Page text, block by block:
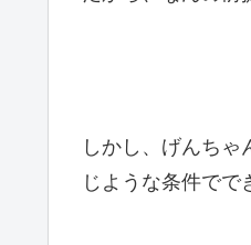
しかし、げんち
じような条件でで